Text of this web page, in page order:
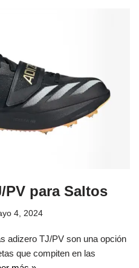
para Saltos
4, 2024
adizero TJ/PV son una opción
que compiten en las